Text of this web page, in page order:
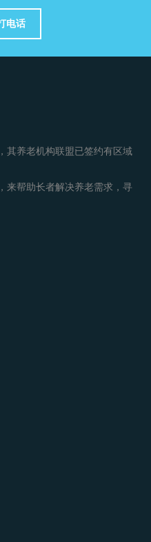
电话
其养老机构联盟已签约有区域
来帮助长者解决养老需求，寻